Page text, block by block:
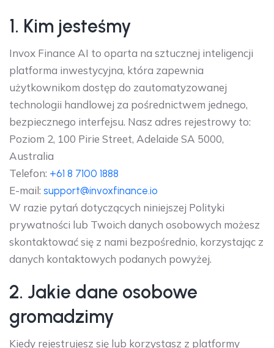
1. Kim jesteśmy
Invox Finance AI to oparta na sztucznej inteligencji
platforma inwestycyjna, która zapewnia
użytkownikom dostęp do zautomatyzowanej
technologii handlowej za pośrednictwem jednego,
bezpiecznego interfejsu. Nasz adres rejestrowy to:
Poziom 2, 100 Pirie Street, Adelaide SA 5000,
Australia
Telefon: +61 8 7100 1888
E-mail: support@invoxfinance.io
W razie pytań dotyczących niniejszej Polityki
prywatności lub Twoich danych osobowych możesz
skontaktować się z nami bezpośrednio, korzystając z
danych kontaktowych podanych powyżej.
2. Jakie dane osobowe
gromadzimy
Kiedy rejestrujesz się lub korzystasz z platformy